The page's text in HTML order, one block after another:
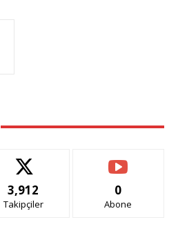
3,912
Takipçiler
0
Abone